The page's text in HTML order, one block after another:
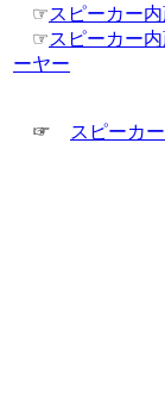
☞スピーカー
☞スピーカー
ーヤー
☞ スピーカ